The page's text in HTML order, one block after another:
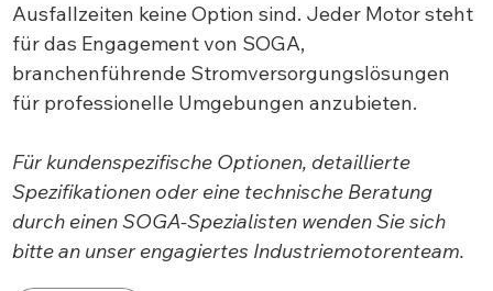
Ausfallzeiten keine Option sind. Jeder Motor steht
für das Engagement von SOGA,
branchenführende Stromversorgungslösungen
für professionelle Umgebungen anzubieten.
Für kundenspezifische Optionen, detaillierte
Spezifikationen oder eine technische Beratung
durch einen SOGA-Spezialisten wenden Sie sich
bitte an unser engagiertes Industriemotorenteam.